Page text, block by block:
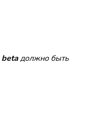
betaдолжно быть